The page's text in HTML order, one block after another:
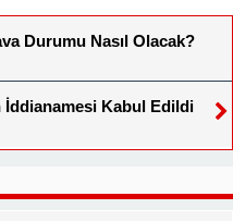
Durumu Nasıl Olacak?
Kabul Edildi